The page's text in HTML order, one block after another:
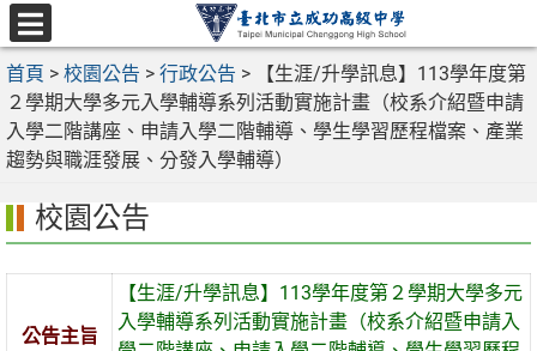
跳
至
主
要
內
容
選
單
首頁 > 校園公告 > 行政公告 >
【生涯/升學訊息】113學年度第
２學期大學多元入學輔導系列活動實施計畫（校系介紹暨申請
入學二階講座、申請入學二階輔導、學生學習歷程檔案、產業
趨勢與職涯發展、分發入學輔導）
校園公告
公告主旨
【生涯/升學訊息】113學年度第２學期大學多元
入學輔導系列活動實施計畫（校系介紹暨申請入